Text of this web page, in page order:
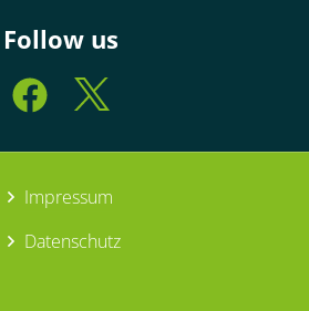
Follow us
Impressum
Datenschutz